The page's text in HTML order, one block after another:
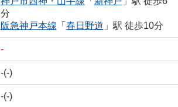
分
阪急神戸本線 「 春日野道 」駅 徒歩10分
-
-(-)
-(-)